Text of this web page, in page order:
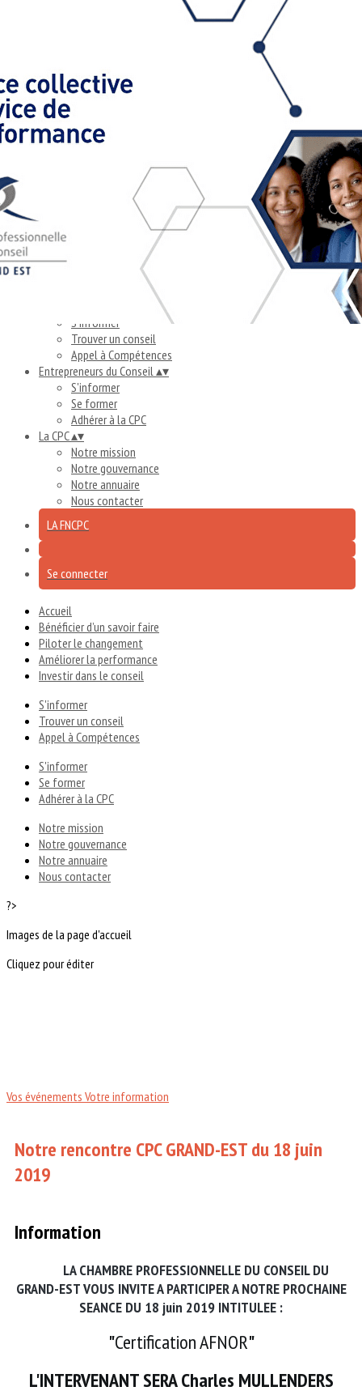
Menu
Ajoutez un logo, un bouton, des réseaux sociaux
Bénéficier d’un savoir faire
Piloter le changement
Améliorer la performance
Investir dans le conseil
Entreprises & collectivités▴
S'informer
Trouver un conseil
Appel à Compétences
Entrepreneurs du Conseil▴▾
S'informer
Se former
Adhérer à la CPC
La CPC▴▾
Notre mission
Notre gouvernance
Notre annuaire
Nous contacter
LA FNCPC
Se connecter
Accueil
Bénéficier d’un savoir faire
Piloter le changement
Améliorer la performance
Investir dans le conseil
S'informer
Trouver un conseil
Appel à Compétences
S'informer
Se former
Adhérer à la CPC
Notre mission
Notre gouvernance
Notre annuaire
Nous contacter
?>
Images de la page d'accueil
Cliquez pour éditer
Vos événements Votre information
Notre rencontre CPC GRAND-EST du 18 juin
2019
Information
LA CHAMBRE PROFESSIONNELLE DU CONSEIL DU
GRAND-EST VOUS INVITE A PARTICIPER A NOTRE PROCHAINE
SEANCE DU 18 juin 2019 INTITULEE :
"Certification AFNOR"
L'INTERVENANT SERA Charles MULLENDERS